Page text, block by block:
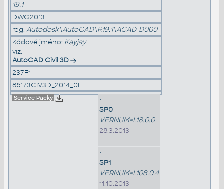
19.1
DWG2013
reg: Autodesk\AutoCAD\R19.1\ACAD-D000
Kódové jméno: Kayjay
viz:
AutoCAD Civil 3D
237F1
86173CIV3D_2014_0F
Service Packy
•
SP0
VERNUM=I.18.0.0
28.3.2013
•
SP1
VERNUM=I.108.0.4
11.10.2013